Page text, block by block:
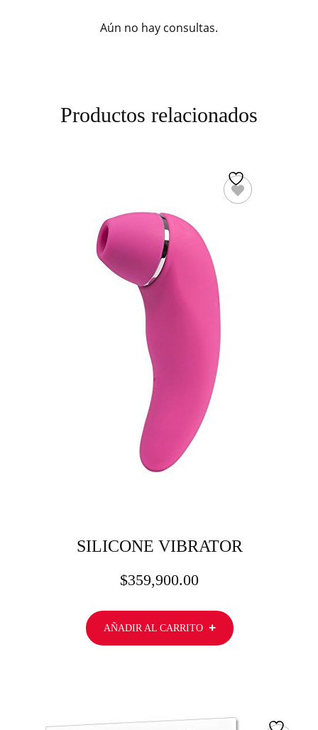
Aún no hay consultas.
Productos relacionados
SILICONE VIBRATOR
$359,900.00
AÑADIR AL CARRITO